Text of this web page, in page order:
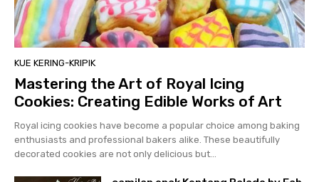
KUE KERING-KRIPIK
Mastering the Art of Royal Icing
Cookies: Creating Edible Works of Art
Royal icing cookies have become a popular choice among baking
enthusiasts and professional bakers alike. These beautifully
decorated cookies are not only delicious but...